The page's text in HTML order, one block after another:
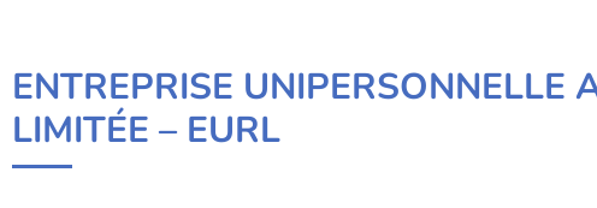
ENTREPRISE UNIPERSONNELLE
LIMITÉE – EURL